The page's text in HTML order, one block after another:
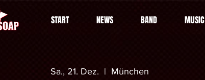
START NEWS BAND MUSIC
Sa., 21. Dez.
  |
München